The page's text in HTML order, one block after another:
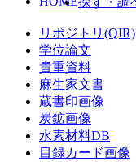
リポジトリ(QIR)
学位論文
貴重資料
麻生家文書
蔵書印画像
炭鉱画像
水素材料DB
目録カード画像